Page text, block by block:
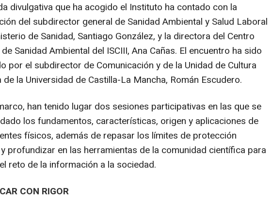
divulgativa que ha acogido el Instituto ha contado con la
del subdirector general de Sanidad Ambiental y Salud Laboral
de Sanidad, Santiago González, y la directora del Centro
Sanidad Ambiental del ISCIII, Ana Cañas. El encuentro ha sido
por el subdirector de Comunicación y de la Unidad de Cultura
de la Universidad de Castilla-La Mancha, Román Escudero.
han tenido lugar dos sesiones participativas en las que se
los fundamentos, características, origen y aplicaciones de
físicos, además de repasar los límites de protección
profundizar en las herramientas de la comunidad científica para
reto de la información a la sociedad.
CON RIGOR